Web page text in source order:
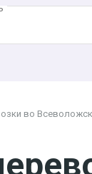
во